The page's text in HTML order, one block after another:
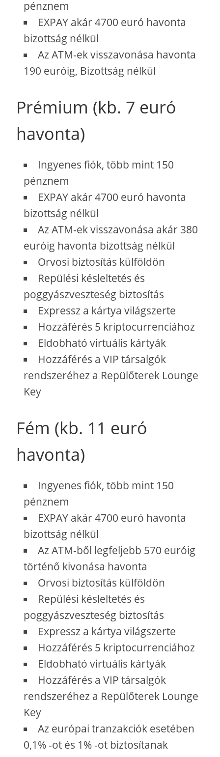
pénznem
EXPAY akár 4700 euró havonta
bizottság nélkül
Az ATM-ek visszavonása havonta
190 euróig, Bizottság nélkül
Prémium (kb. 7 euró
havonta)
Ingyenes fiók, több mint 150
pénznem
EXPAY akár 4700 euró havonta
bizottság nélkül
Az ATM-ek visszavonása akár 380
euróig havonta bizottság nélkül
Orvosi biztosítás külföldön
Repülési késleltetés és
poggyászveszteség biztosítás
Expressz a kártya világszerte
Hozzáférés 5 kriptocurrenciához
Eldobható virtuális kártyák
Hozzáférés a VIP társalgók
rendszeréhez a Repülőterek Lounge
Key
Fém (kb. 11 euró
havonta)
Ingyenes fiók, több mint 150
pénznem
EXPAY akár 4700 euró havonta
bizottság nélkül
Az ATM-ből legfeljebb 570 euróig
történő kivonása havonta
Orvosi biztosítás külföldön
Repülési késleltetés és
poggyászveszteség biztosítás
Expressz a kártya világszerte
Hozzáférés 5 kriptocurrenciához
Eldobható virtuális kártyák
Hozzáférés a VIP társalgók
rendszeréhez a Repülőterek Lounge
Key
Az európai tranzakciók esetében
0,1% -ot és 1% -ot biztosítanak